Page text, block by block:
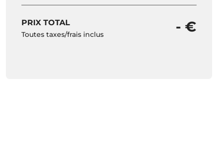
PRIX TOTAL
Toutes taxes/frais inclus - €